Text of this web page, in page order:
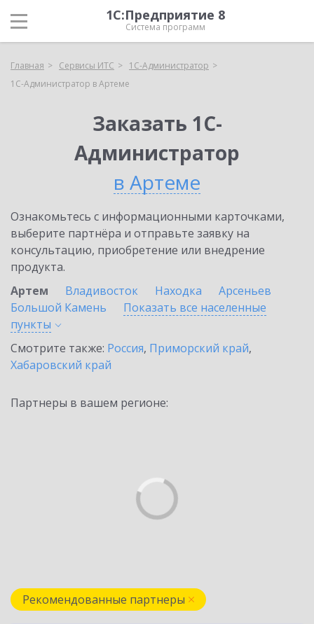
1С:Предприятие 8
Система программ
Главная Сервисы ИТС
1С-Администратор
1С-Администратор в Артеме
Заказать 1С-
Администратор
в Артеме
Ознакомьтесь с информационными карточками,
выберите партнёра и отправьте заявку на
консультацию, приобретение или внедрение
продукта.
Артем
Владивосток Находка
Арсеньев
Большой Камень
Показать все населенные
пункты
Смотрите также: Россия, Приморский край,
Хабаровский край
Партнеры в вашем регионе:
Рекомендованные партнеры